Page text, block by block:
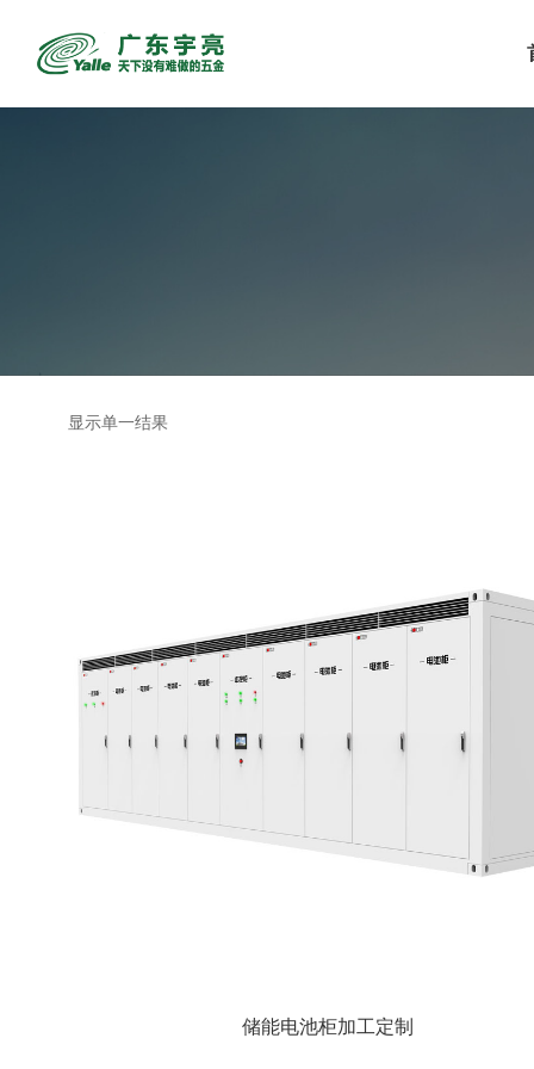
显示单一结果
储能电池柜加工定制